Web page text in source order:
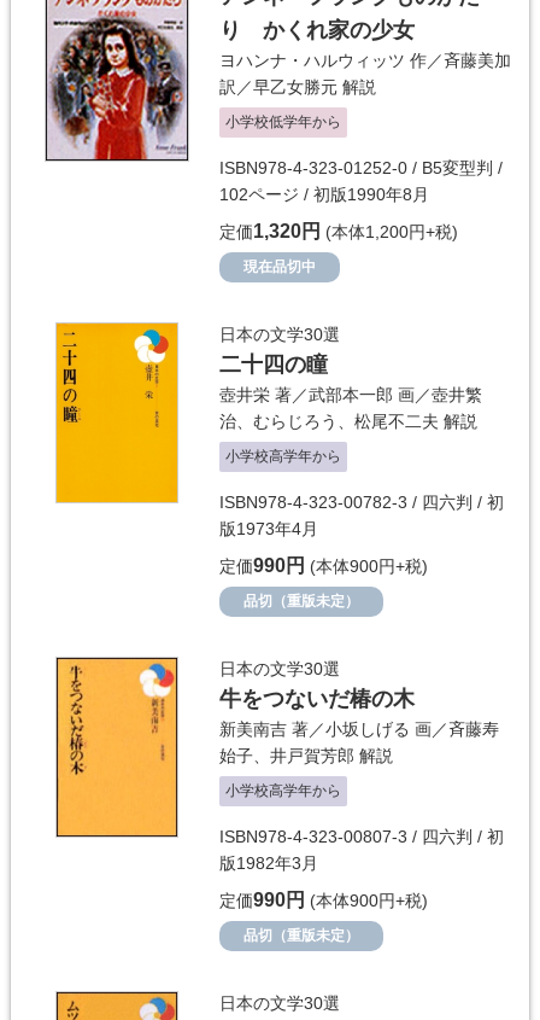
り かくれ家の少女
ヨハンナ・ハルウィッツ 作／斉藤美加
訳／早乙女勝元 解説
小学校低学年から
ISBN978-4-323-01252-0 / B5変型判 /
102ページ / 初版1990年8月
定価1,320円 (本体1,200円+税)
現在品切中
日本の文学30選
二十四の瞳
壺井栄 著／武部本一郎 画／壺井繁
治
むらじろう 松尾不二夫 解説
小学校高学年から
ISBN978-4-323-00782-3 / 四六判 / 初
版1973年4月
定価990円 (本体900円+税)
品切（重版未定）
日本の文学30選
牛をつないだ椿の木
新美南吉 著／小坂しげる 画／斉藤寿
始子
井戸賀芳郎 解説
小学校高学年から
ISBN978-4-323-00807-3 / 四六判 / 初
版1982年3月
定価990円 (本体900円+税)
品切（重版未定）
日本の文学30選